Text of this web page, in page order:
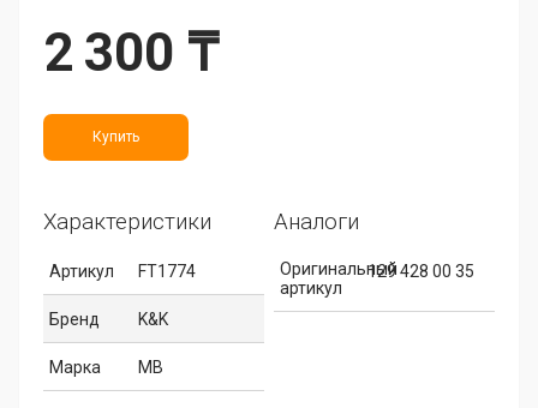
2 300 ₸
Купить
Характеристики
Артикул FT1774
Бренд K&K
Марка MB
Аналоги
Оригинальный
артикул
129 428 00 35